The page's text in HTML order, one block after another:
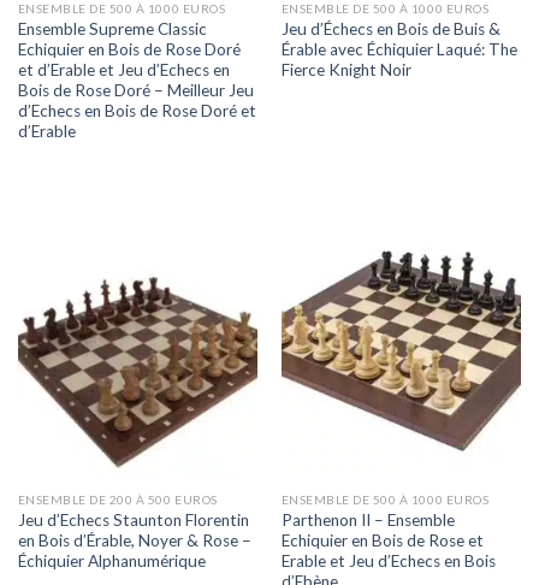
ENSEMBLE DE 500 À 1000 EUROS
Ensemble Supreme Classic
Echiquier en Bois de Rose Doré
et d’Erable et Jeu d’Echecs en
Bois de Rose Doré – Meilleur Jeu
d’Echecs en Bois de Rose Doré et
d’Erable
ENSEMBLE DE 500 À 1000 EUROS
Jeu d’Échecs en Bois de Buis &
Érable avec Échiquier Laqué: The
Fierce Knight Noir
ENSEMBLE DE 200 À 500 EUROS
Jeu d’Echecs Staunton Florentin
en Bois d’Érable, Noyer & Rose –
Échiquier Alphanumérique
ENSEMBLE DE 500 À 1000 EUROS
Parthenon II – Ensemble
Echiquier en Bois de Rose et
Erable et Jeu d’Echecs en Bois